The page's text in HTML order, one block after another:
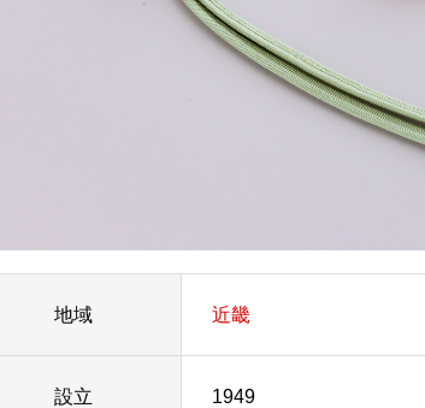
地域 近畿
設立 1949